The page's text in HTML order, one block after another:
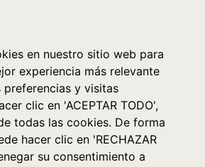
en nuestro sitio web para
experiencia más relevante
preferencias y visitas
clic en 'ACEPTAR TODO',
todas las cookies. De forma
hacer clic en 'RECHAZAR
su consentimiento a